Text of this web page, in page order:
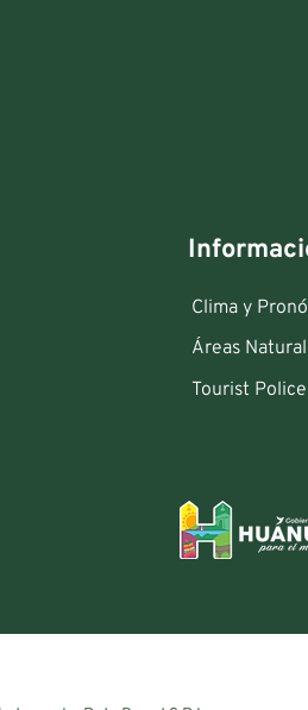
Clima y
Áreas
Tourist